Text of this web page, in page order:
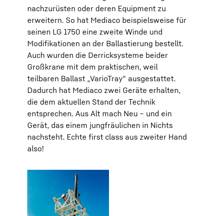
nachzurüsten oder deren Equipment zu
erweitern. So hat Mediaco beispielsweise für
seinen LG 1750 eine zweite Winde und
Modifikationen an der Ballastierung bestellt.
Auch wurden die Derricksysteme beider
Großkrane mit dem praktischen, weil
teilbaren Ballast „VarioTray“ ausgestattet.
Dadurch hat Mediaco zwei Geräte erhalten,
die dem aktuellen Stand der Technik
entsprechen. Aus Alt mach Neu – und ein
Gerät, das einem jungfräulichen in Nichts
nachsteht. Echte first class aus zweiter Hand
also!